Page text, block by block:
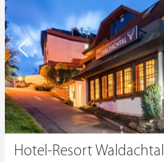
Hotel-Resort Waldachtal